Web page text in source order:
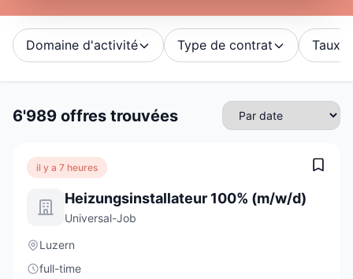
Domaine d'activité Type de contrat Taux
6'989 offres trouvées
il y a 7 heures
Heizungsinstallateur 100% (m/w/d)
Universal-Job
Luzern
full-time